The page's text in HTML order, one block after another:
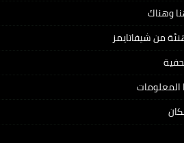
وهناك
من شيفاتايمز
المعلومات